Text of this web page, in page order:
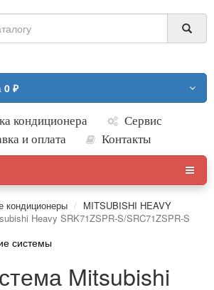
0 ₽
кондиционера
Сервис
и оплата
Контакты
кондиционеры
MITSUBISHI HEAVY
Heavy SRK71ZSPR-S/SRC71ZSPR-S
системы
Mitsubishi